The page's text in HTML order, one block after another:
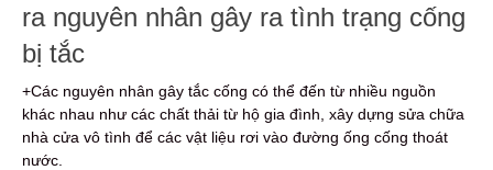
ra nguyên nhân gây ra tình trạng cống
bị tắc
+Các nguyên nhân gây tắc cống có thể đến từ nhiều nguồn
khác nhau như các chất thải từ hộ gia đình, xây dựng sửa chữa
nhà cửa vô tình để các vật liệu rơi vào đường ống cống thoát
nước.